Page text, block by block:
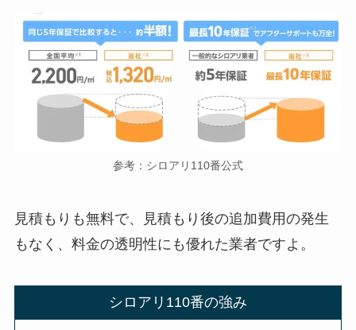
参考：シロアリ110番公式
見積もりも無料で、見積もり後の追加費用の発生
もなく、料金の透明性にも優れた業者ですよ。
シロアリ110番の強み